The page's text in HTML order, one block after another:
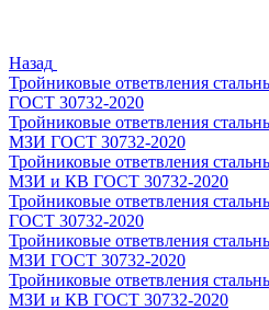
Назад
Тройниковые ответвления
ГОСТ 30732-2020
Тройниковые ответвления
МЗИ ГОСТ 30732-2020
Тройниковые ответвления
МЗИ и КВ ГОСТ 30732-2020
Тройниковые ответвления
ГОСТ 30732-2020
Тройниковые ответвления
МЗИ ГОСТ 30732-2020
Тройниковые ответвления
МЗИ и КВ ГОСТ 30732-2020